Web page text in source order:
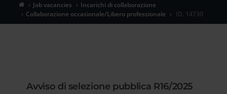
Job vacancies
Incarichi di collaborazione
Collaborazione occasionale/Libero professionale
ID. 14730
Avviso di selezione pubblica R16/2025